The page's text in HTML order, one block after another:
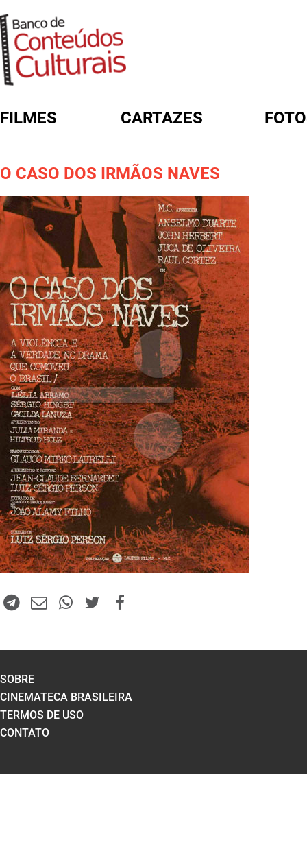
FILMES CARTAZES
O CASO DOS IRMÃOS NAVES
FORMULÁRIO DE BUSCA
SOBRE
CINEMATECA BRASILEIRA
TERMOS DE USO
CONTATO